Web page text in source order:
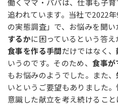
働くママ・パパは、仕事も子
追われています。当社で2022
の実態調査」で、お悩みを聞い
するかに困っているという答え
食事を作る手間だけではなく、
いうのです。そのため、食事が
もお悩みのようでした。また、
いというご要望もありました
意識した献立を考え続けること